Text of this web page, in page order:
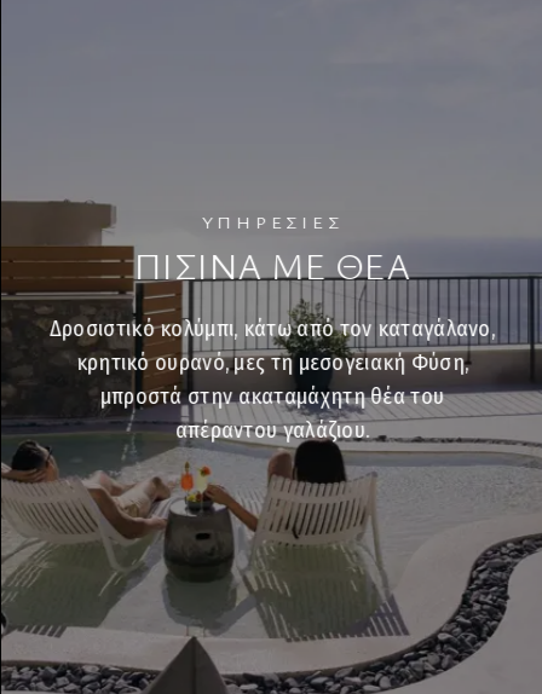
ΥΠΗΡΕΣΙΕΣ
ΠΙΣΙΝΑ ΜΕ ΘΕΑ
Δροσιστικό κολύμπι, κάτω από τον καταγάλανο,
κρητικό ουρανό, μες τη μεσογειακή Φύση,
μπροστά στην ακαταμάχητη θέα του
απέραντου γαλάζιου.